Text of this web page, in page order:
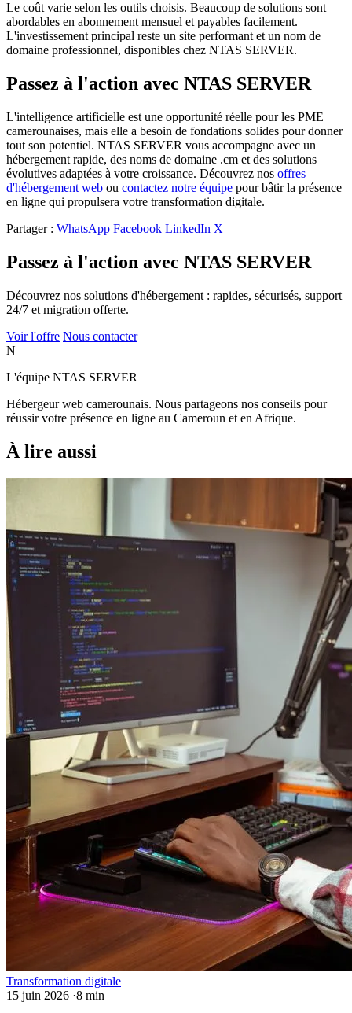
Le coût varie selon les outils choisis. Beaucoup de solutions sont
abordables en abonnement mensuel et payables facilement.
L'investissement principal reste un site performant et un nom de
domaine professionnel, disponibles chez NTAS SERVER.
Passez à l'action avec NTAS SERVER
L'intelligence artificielle est une opportunité réelle pour les PME
camerounaises, mais elle a besoin de fondations solides pour donner
tout son potentiel. NTAS SERVER vous accompagne avec un
hébergement rapide, des noms de domaine .cm et des solutions
évolutives adaptées à votre croissance. Découvrez nos offres
d'hébergement web ou contactez notre équipe pour bâtir la présence
en ligne qui propulsera votre transformation digitale.
Partager : WhatsApp Facebook LinkedIn X
Passez à l'action avec NTAS SERVER
Découvrez nos solutions d'hébergement : rapides, sécurisés, support
24/7 et migration offerte.
Voir l'offre Nous contacter
N
L'équipe NTAS SERVER
Hébergeur web camerounais. Nous partageons nos conseils pour
réussir votre présence en ligne au Cameroun et en Afrique.
À lire aussi
Transformation digitale
15 juin 2026 ·8 min